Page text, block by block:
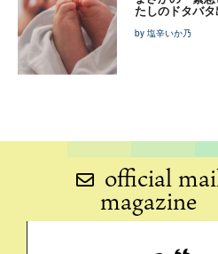
たしのドタバ
by 塩辛いか乃
official
magazine